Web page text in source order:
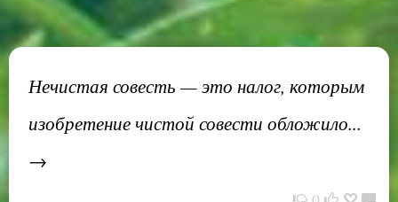
Нечистая совесть — это налог, которым
изобретение чистой совести обложило...
→